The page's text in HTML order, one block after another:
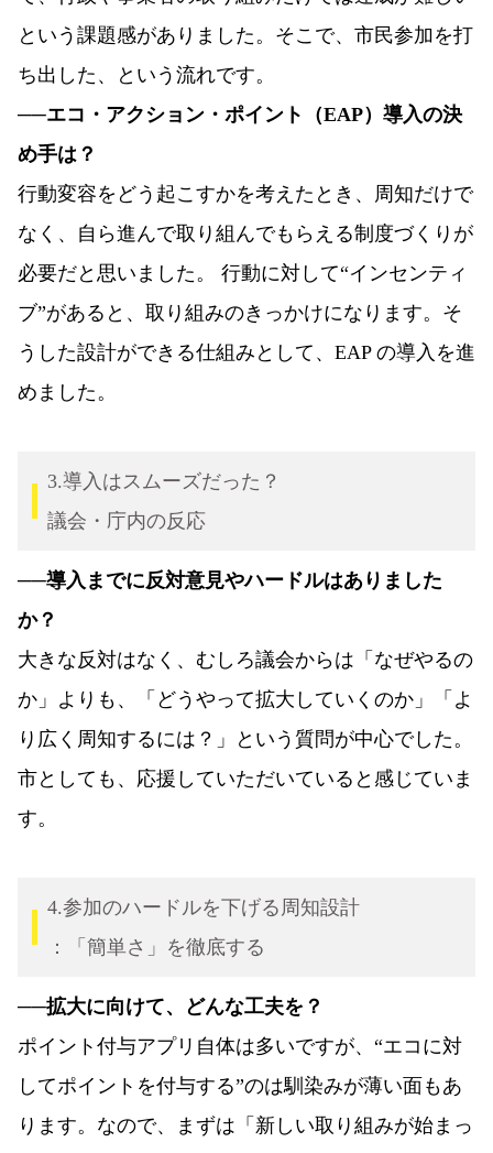
という課題感がありました。そこで、市民参加を打
ち出した、という流れです。
──エコ・アクション・ポイント（EAP）導入の決
め手は？
行動変容をどう起こすかを考えたとき、周知だけで
なく、自ら進んで取り組んでもらえる制度づくりが
必要だと思いました。 行動に対して“インセンティ
ブ”があると、取り組みのきっかけになります。そ
うした設計ができる仕組みとして、EAP の導入を進
めました。
3.導入はスムーズだった？
議会・庁内の反応
──導入までに反対意見やハードルはありました
か？
大きな反対はなく、むしろ議会からは「なぜやるの
か」よりも、「どうやって拡大していくのか」「よ
り広く周知するには？」という質問が中心でした。
市としても、応援していただいていると感じていま
す。
4.参加のハードルを下げる周知設計
：「簡単さ」を徹底する
──拡大に向けて、どんな工夫を？
ポイント付与アプリ自体は多いですが、“エコに対
してポイントを付与する”のは馴染みが薄い面もあ
ります。なので、まずは「新しい取り組みが始まっ